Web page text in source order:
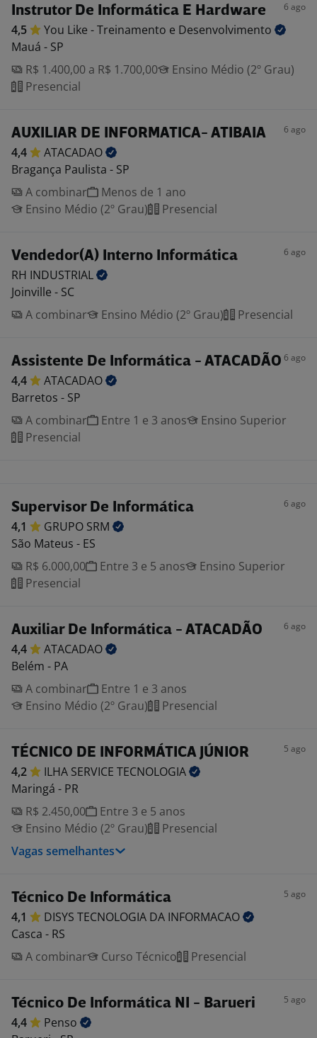
Instrutor De Informática E Hardware 6 ago
4,5 You Like - Treinamento e Desenvolvimento
Mauá - SP
R$ 1.400,00 a R$ 1.700,00
Ensino Médio (2º Grau)
Presencial
AUXILIAR DE INFORMATICA- ATIBAIA 6 ago
4,4
ATACADAO
Bragança Paulista - SP
A combinar
Menos de 1 ano
Ensino Médio (2º Grau)
Presencial
Vendedor(A) Interno Informática 6 ago
RH INDUSTRIAL
Joinville - SC
A combinar
Ensino Médio (2º Grau) Presencial
Assistente De Informática - ATACADÃO 6 ago
4,4
ATACADAO
Barretos - SP
A combinar
Entre 1 e 3 anos
Ensino Superior
Presencial
Supervisor De Informática 6 ago
4,1 GRUPO SRM
São Mateus - ES
R$ 6.000,00
Entre 3 e 5 anos
Ensino Superior
Presencial
Auxiliar De Informática - ATACADÃO 6 ago
4,4
ATACADAO
Belém - PA
A combinar
Entre 1 e 3 anos
Ensino Médio (2º Grau)
Presencial
TÉCNICO DE INFORMÁTICA JÚNIOR 5 ago
4,2 ILHA SERVICE TECNOLOGIA
Maringá - PR
R$ 2.450,00
Entre 3 e 5 anos
Ensino Médio (2º Grau)
Presencial
Vagas semelhantes
Técnico De Informática 5 ago
4,1 DISYS TECNOLOGIA DA INFORMACAO
Casca - RS
A combinar
Curso Técnico Presencial
Técnico De Informática NI - Barueri 5 ago
4,4
Penso